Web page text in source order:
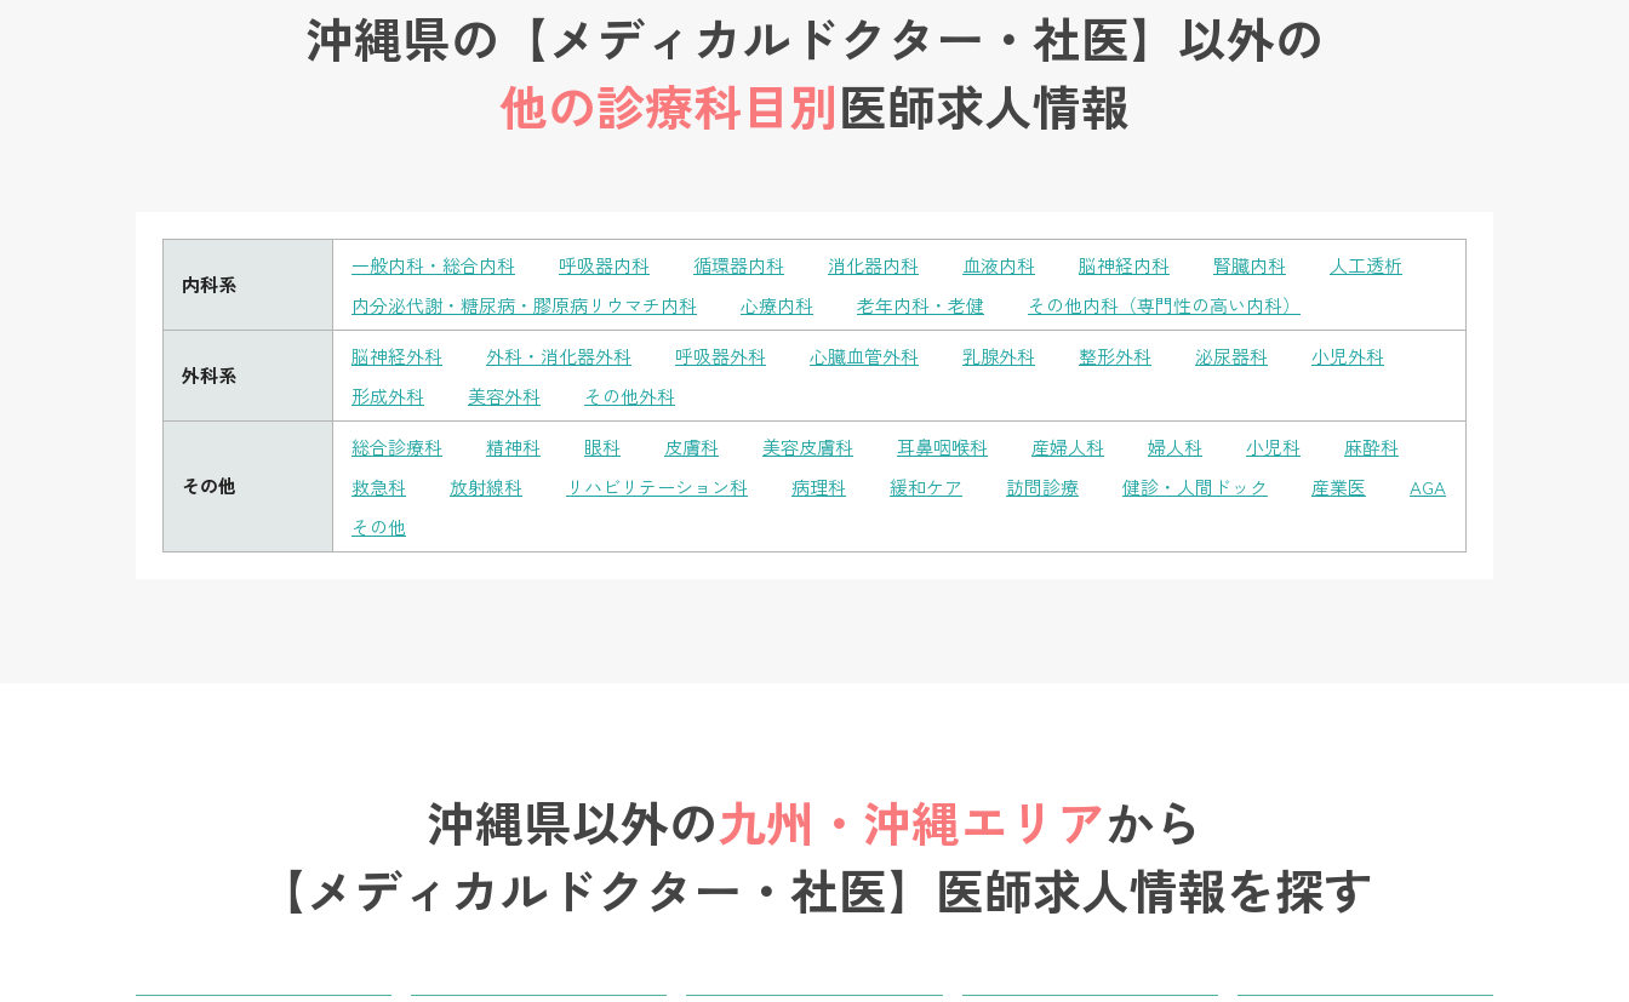
沖縄県の【メディカルドクター・社医】以外の
他の診療科目別医師求人情報
内科系
一般内科・総合内科 呼吸器内科 循環器内科 消化器内科 血液内科 脳神経内科 腎臓内科
人工透析
内分泌代謝・糖尿病・膠原病リウマチ内科
心療内科 老年内科・老健 その他内科（専門性の高い内科）
外科系
脳神経外科 外科・消化器外科 呼吸器外科 心臓血管外科 乳腺外科 整形外科 泌尿器科
小児外科
形成外科
美容外科 その他外科
その他
総合診療科 精神科 眼科 皮膚科 美容皮膚科 耳鼻咽喉科 産婦人科 婦人科 小児科
麻酔科
救急科
放射線科 リハビリテーション科 病理科 緩和ケア 訪問診療 健診・人間ドック 産業医
AGA
その他
沖縄県以外の九州・沖縄エリアから
【メディカルドクター・社医】医師求人情報を探す